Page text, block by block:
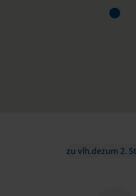
zu vlh.dezum 2.